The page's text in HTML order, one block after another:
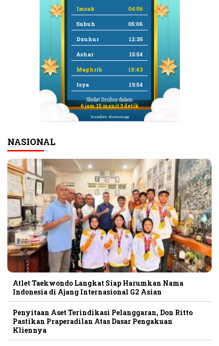
Imsak 04:56
Subuh 05:06
Dzuhur 12:35
Ashar 15:54
Maghrib 18:43
Isya 19:54
Sholat Dzuhur dalam:
6 jam 15 menit 3 detik
Sumber: Kemenag
NASIONAL
Atlet Taekwondo Langkat Siap Harumkan Nama
Indonesia di Ajang Internasional G2 Asian
Penyitaan Aset Terindikasi Pelanggaran, Don Ritto
Pastikan Praperadilan Atas Dasar Pengakuan
Kliennya